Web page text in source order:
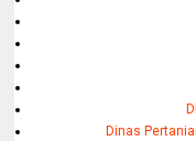
Dinas